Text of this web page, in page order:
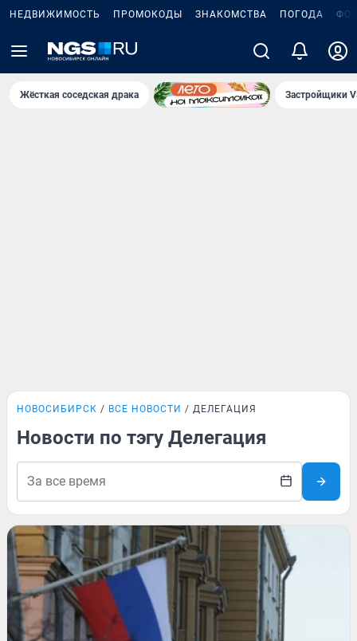
НЕДВИЖИМОСТЬ ПРОМОКОДЫ ЗНАКОМСТВА ПОГОДА
Жёсткая соседская драка Застройщики
НОВОСИБИРСК ВСЕ НОВОСТИ ДЕЛЕГАЦИЯ
Новости по тэгу Делегация